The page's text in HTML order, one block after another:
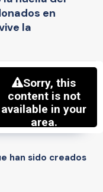
en
la
han sido creados